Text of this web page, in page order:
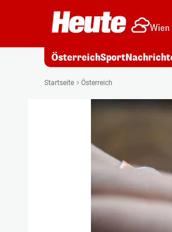
Wien
ÖsterreichSport
Startseite Österreich